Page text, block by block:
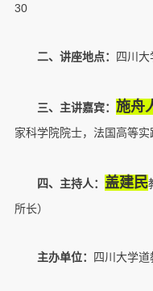
30
二、讲座地点： 四川
三、主讲嘉宾： 施舟
家科学院院士，法国高等实
四、主持人： 盖建民
所长）
主办单位： 四川大学